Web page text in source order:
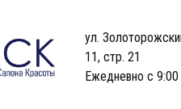
ул.
11, стр. 21
Ежедневно с